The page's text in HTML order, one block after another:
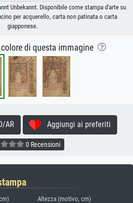
Unbekannt. Disponibile come stampa d'arte su
per acquerello, carta non patinata o carta
giapponese.
di questa immagine
AR Aggiungi ai preferiti
0 Recensioni
Altezza (motivo, cm)